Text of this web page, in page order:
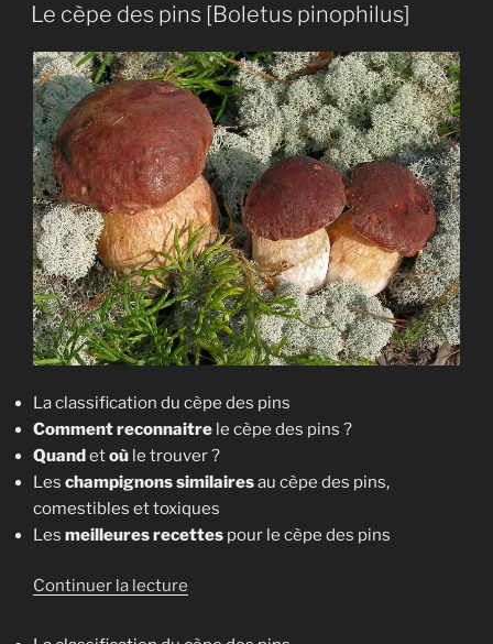
Le cèpe des pins [Boletus pinophilus]
La classification du cèpe des pins
Comment reconnaitre le cèpe des pins ?
Quandetoù le trouver ?
Les champignons similairesau cèpe des pins,
comestibles et toxiques
Les meilleures recettes pour le cèpe des pins
Continuer la lecture
«